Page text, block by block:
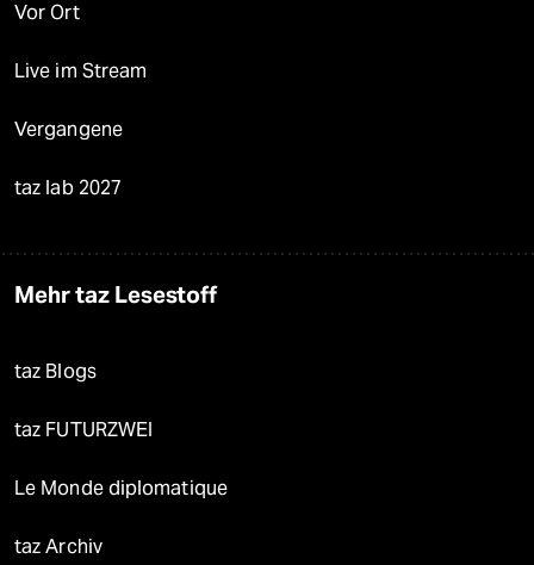
Vor Ort
Live im Stream
Vergangene
taz lab 2027
Mehr taz Lesestoff
taz Blogs
taz FUTURZWEI
Le Monde diplomatique
taz Archiv